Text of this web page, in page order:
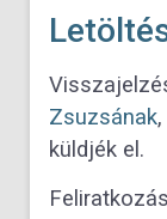
Zsuzsának
küldjék el.